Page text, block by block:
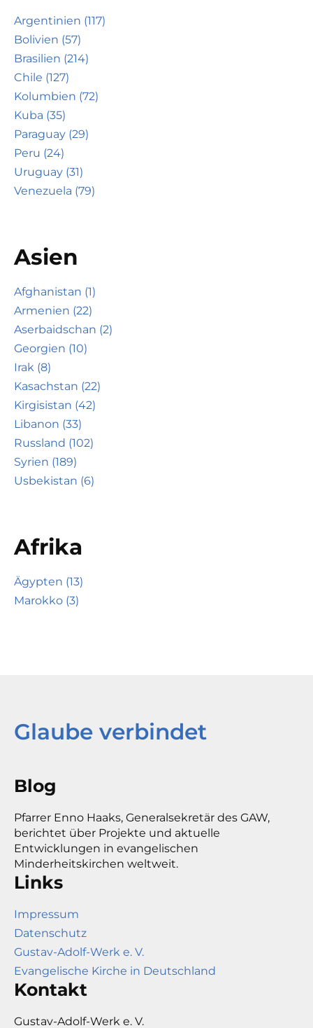
Argentinien (117)
Bolivien (57)
Brasilien (214)
Chile (127)
Kolumbien (72)
Kuba (35)
Paraguay (29)
Peru (24)
Uruguay (31)
Venezuela (79)
Asien
Afghanistan (1)
Armenien (22)
Aserbaidschan (2)
Georgien (10)
Irak (8)
Kasachstan (22)
Kirgisistan (42)
Libanon (33)
Russland (102)
Syrien (189)
Usbekistan (6)
Afrika
Ägypten (13)
Marokko (3)
Glaube verbindet
Blog
Pfarrer Enno Haaks, Generalsekretär des GAW,
berichtet über Projekte und aktuelle
Entwicklungen in evangelischen
Minderheitskirchen weltweit.
Links
Impressum
Datenschutz
Gustav-Adolf-Werk e. V.
Evangelische Kirche in Deutschland
Kontakt
Gustav-Adolf-Werk e. V.